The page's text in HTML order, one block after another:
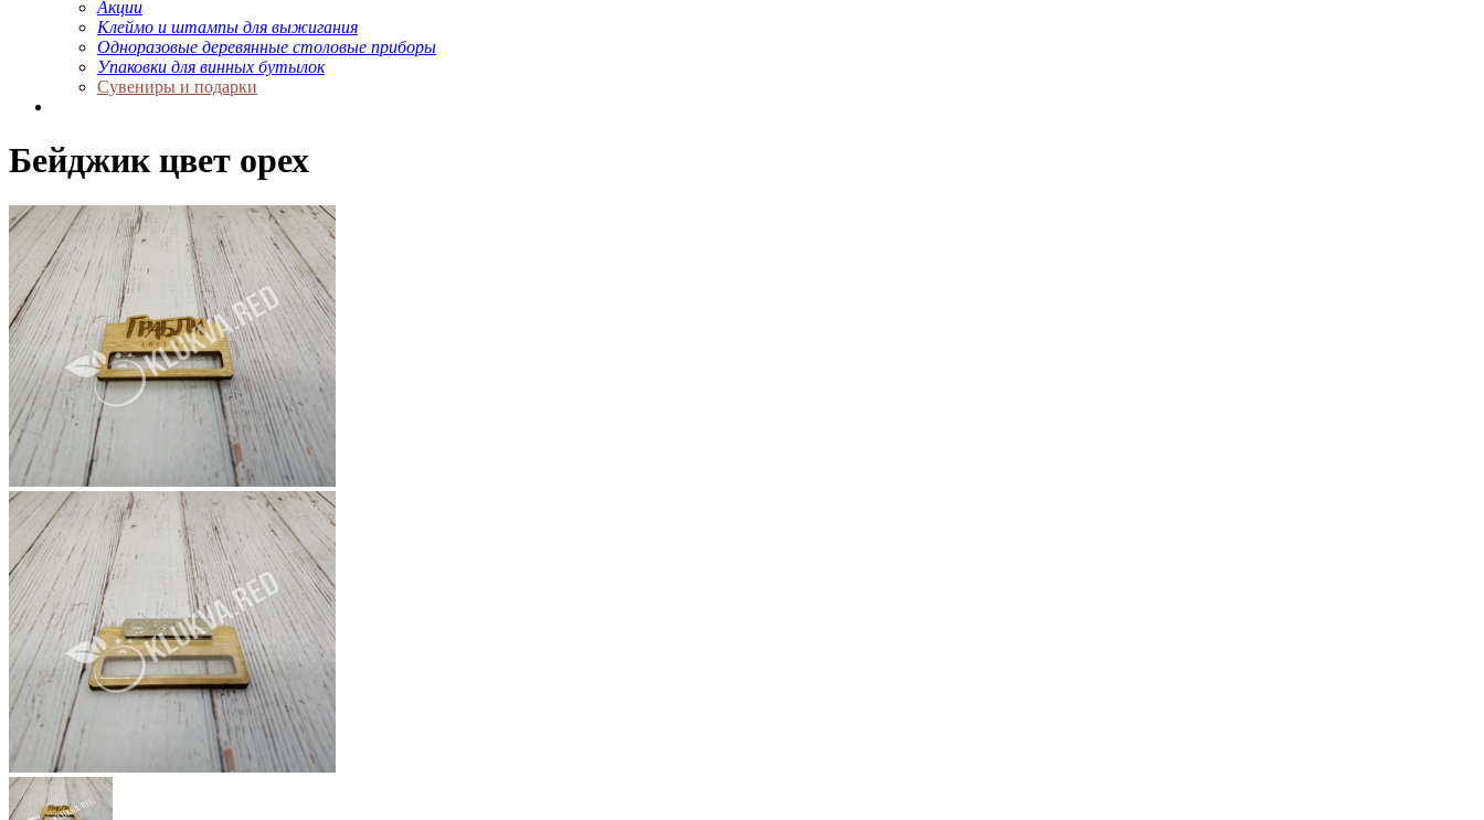
Акции
Клеймо и штампы для выжигания
Одноразовые деревянные столовые приборы
Упаковки для винных бутылок
Сувениры и подарки
Бейджик цвет орех